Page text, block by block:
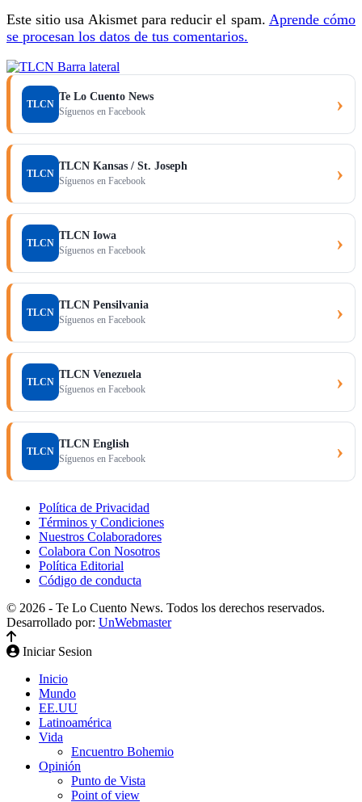
Este sitio usa Akismet para reducir el spam. Aprende cómo
se procesan los datos de tus comentarios.
TLCN
Te Lo Cuento News
Síguenos en Facebook ›
TLCN
TLCN Kansas / St. Joseph
Síguenos en Facebook ›
TLCN
TLCN Iowa
Síguenos en Facebook ›
TLCN
TLCN Pensilvania
Síguenos en Facebook ›
TLCN
TLCN Venezuela
Síguenos en Facebook ›
TLCN
TLCN English
Síguenos en Facebook ›
Política de Privacidad
Términos y Condiciones
Nuestros Colaboradores
Colabora Con Nosotros
Política Editorial
Código de conducta
© 2026 - Te Lo Cuento News. Todos los derechos reservados.
Desarrollado por: UnWebmaster
Iniciar Sesion
Inicio
Mundo
EE.UU
Latinoamérica
Vida
Encuentro Bohemio
Opinión
Punto de Vista
Point of view